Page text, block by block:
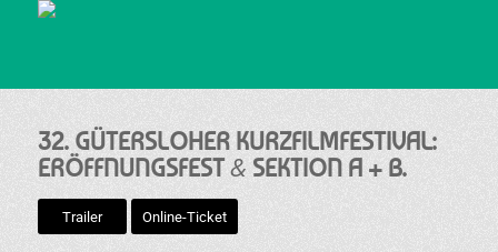
32. GÜTERSLOHER KURZFILMFESTIVAL:
ERÖFFNUNGSFEST& SEKTION A + B.
Trailer Online-Ticket